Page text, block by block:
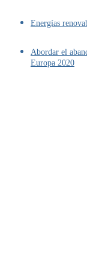
Energías
Abordar el
Europa 2020